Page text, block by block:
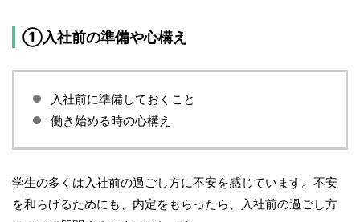
①入社前の準備や心構え
入社前に準備しておくこと
働き始める時の心構え
学生の多くは入社前の過ごし方に不安を感じています。不安
を和らげるためにも、内定をもらったら、入社前の過ごし方